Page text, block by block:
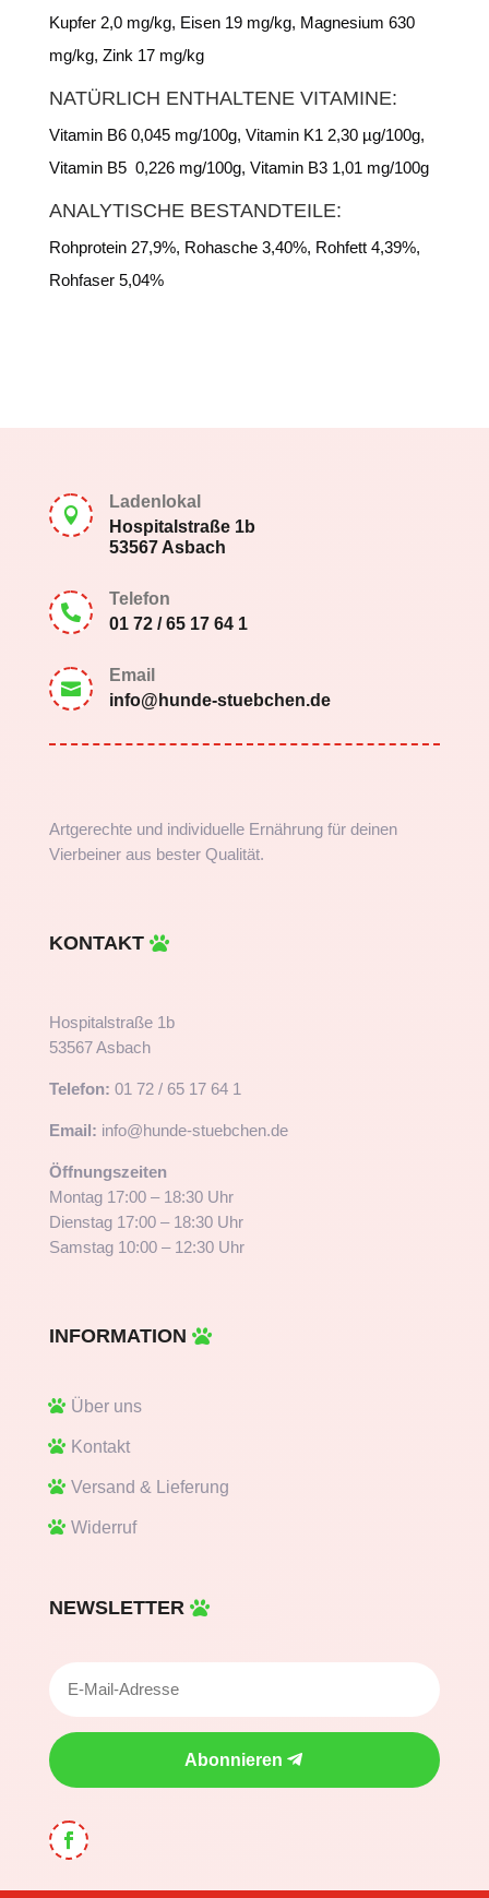
Kupfer 2,0 mg/kg, Eisen 19 mg/kg, Magnesium 630
mg/kg, Zink 17 mg/kg
NATÜRLICH ENTHALTENE VITAMINE:
Vitamin B6 0,045 mg/100g, Vitamin K1 2,30 µg/100g,
Vitamin B5 0,226 mg/100g, Vitamin B3 1,01 mg/100g
ANALYTISCHE BESTANDTEILE:
Rohprotein 27,9%, Rohasche 3,40%, Rohfett 4,39%,
Rohfaser 5,04%

Ladenlokal
Hospitalstraße 1b
53567 Asbach

Telefon
01 72 / 65 17 64 1

Email
info@hunde-stuebchen.de
Artgerechte und individuelle Ernährung für deinen
Vierbeiner aus bester Qualität.
KONTAKT
Hospitalstraße 1b
53567 Asbach
Telefon: 01 72 / 65 17 64 1
Email: info@hunde-stuebchen.de
Öffnungszeiten
Montag 17:00 – 18:30 Uhr
Dienstag 17:00 – 18:30 Uhr
Samstag 10:00 – 12:30 Uhr
INFORMATION
Über uns
Kontakt
Versand & Lieferung
Widerruf
NEWSLETTER
Abonnieren